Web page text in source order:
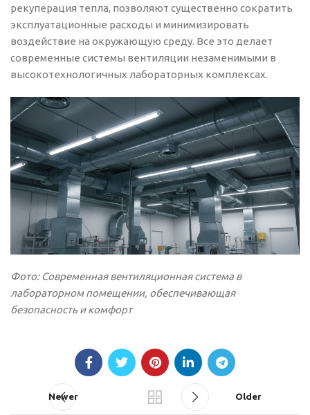
рекуперация тепла, позволяют существенно сократить
эксплуатационные расходы и минимизировать
воздействие на окружающую среду. Все это делает
современные системы вентиляции незаменимыми в
высокотехнологичных лабораторных комплексах.
Фото: Современная вентиляционная система в
лабораторном помещении, обеспечивающая
безопасность и комфорт
Newer Older